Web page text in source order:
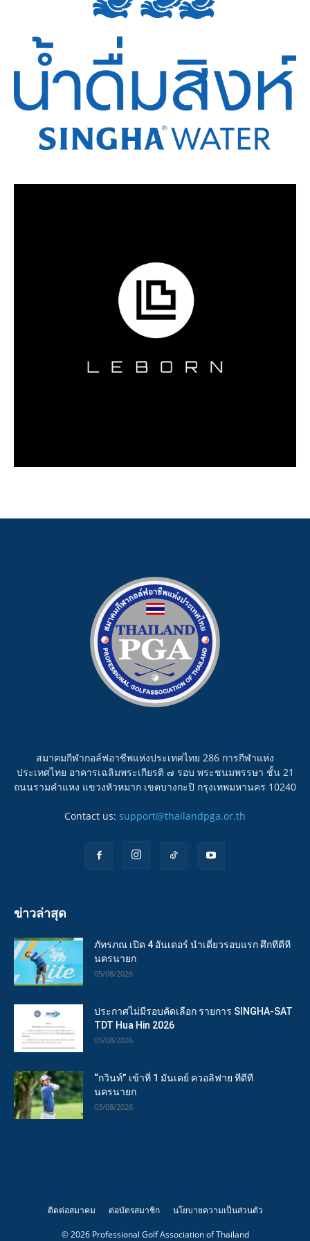
สมาคมกีฬากอล์ฟอาชีพแห่งประเทศไทย 286 การกีฬาแห่ง
ประเทศไทย อาคารเฉลิมพระเกียรติ ๗ รอบ พระชนมพรรษา ชั้น 21
ถนนรามคำแหง แขวงหัวหมาก เขตบางกะปิ กรุงเทพมหานคร 10240
Contact us: support@thailandpga.or.th
ข่าวล่าสุด
ภัทรภณ เปิด 4 อันเดอร์ นำเดี่ยวรอบแรก ศึกทีดีที
นครนายก
05/08/2026
ประกาศไม่มีรอบคัดเลือก รายการ SINGHA-SAT
TDT Hua Hin 2026
05/08/2026
“กวินท์” เข้าที่ 1 มันเดย์ ควอลิฟาย ทีดีที
นครนายก
03/08/2026
ติดต่อสมาคม ต่อบัตรสมาชิก นโยบายความเป็นส่วนตัว
© 2026 Professional Golf Association of Thailand